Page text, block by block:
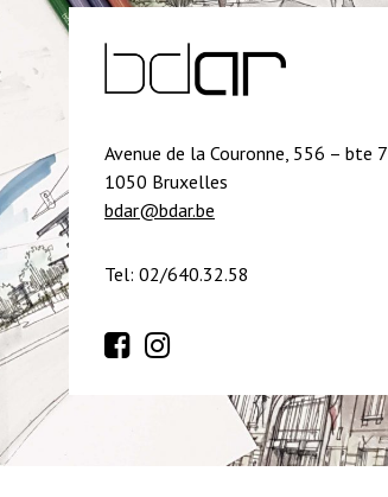
Avenue de la Couronne, 556 – bte 7
1050 Bruxelles
bdar@bdar.be
Tel: 02/640.32.58